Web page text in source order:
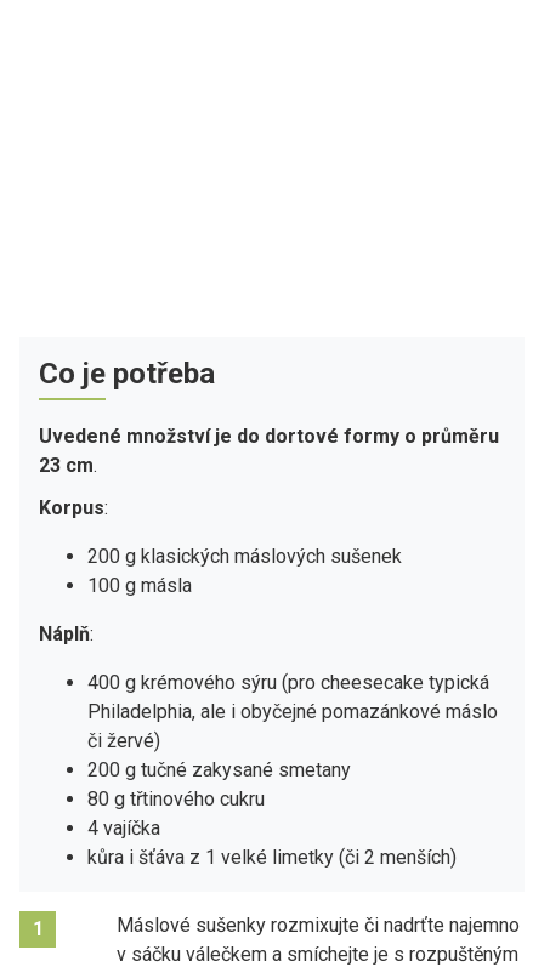
Co je potřeba
Uvedené množství je do dortové formy o průměru
23 cm.
Korpus:
200 g klasických máslových sušenek
100 g másla
Náplň:
400 g krémového sýru (pro cheesecake typická
Philadelphia, ale i obyčejné pomazánkové máslo
či žervé)
200 g tučné zakysané smetany
80 g třtinového cukru
4 vajíčka
kůra i šťáva z 1 velké limetky (či 2 menších)
1
Máslové sušenky rozmixujte či nadrťte najemno
v sáčku válečkem a smíchejte je s rozpuštěným